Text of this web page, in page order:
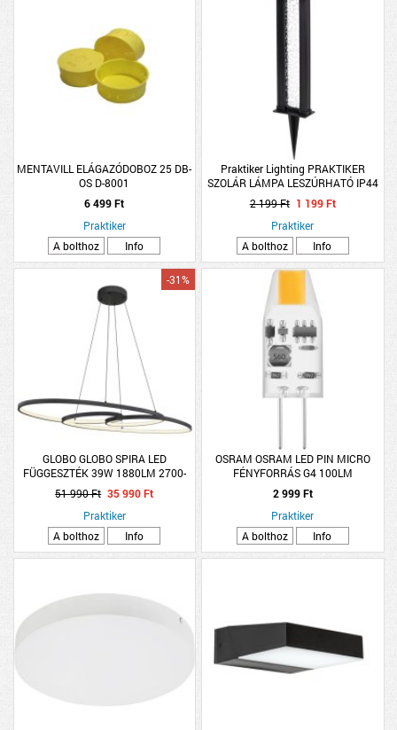
MENTAVILL ELÁGAZÓDOBOZ 25 DB-
OS D-8001
6 499 Ft
Praktiker
A bolthoz
Info
Praktiker Lighting PRAKTIKER
SZOLÁR LÁMPA LESZÚRHATÓ IP44
MELEGFEHÉR LED 7,5X30CM
MŰANYAG FEKETE
2 199 Ft 1 199 Ft
Praktiker
A bolthoz
Info
GLOBO GLOBO SPIRA LED
FÜGGESZTÉK 39W 1880LM 2700-
6500K IP20 100X36X120CM MATT
FEKETE
-31%
51 990 Ft 35 990 Ft
Praktiker
A bolthoz
Info
OSRAM OSRAM LED PIN MICRO
FÉNYFORRÁS G4 100LM
2 999 Ft
Praktiker
A bolthoz
Info